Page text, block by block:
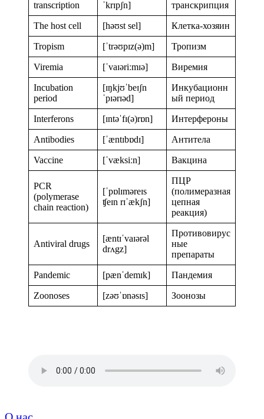
transcription ˈkrɪpʃn] транскрипция
The host cell [həʊst sel] Клетка-хозяин
Tropism [ˈtrəʊpɪz(ə)m] Тропизм
Viremia [ˈvaɪəriːmɪə] Виремия
Incubation
period
[ɪŋkjʊˈbeɪʃn
ˈpɪərɪəd]
Инкубационн
ый период
Interferons [ɪntəˈfɪ(ə)rɒn] Интерфероны
Antibodies [ˈæntɪbɒdɪ] Антитела
Vaccine [ˈvæksiːn] Вакцина
PCR
(polymerase
chain reaction)
[ˈpɒlɪməreɪs
ʧeɪn rɪˈækʃn]
ПЦР
(полимеразная
цепная
реакция)
Antiviral drugs
[æntɪˈvaɪərəl
drʌgz]
Противовирус
ные
препараты
Pandemic [pænˈdemɪk] Пандемия
Zoonoses [zəʊˈɒnəsɪs] Зоонозы